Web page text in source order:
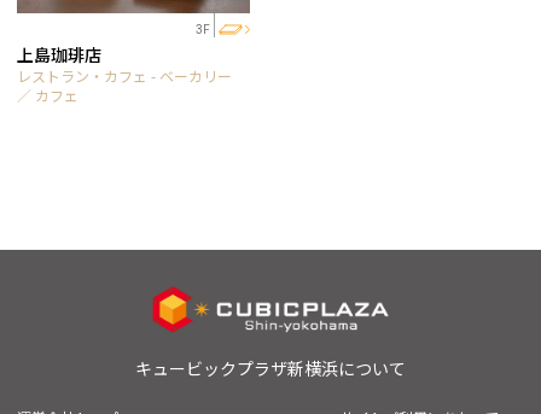
3F
上島珈琲店
レストラン・カフェ - ベーカリー
／ カフェ
キュービックプラザ新横浜について